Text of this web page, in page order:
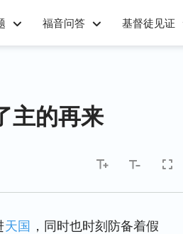
福音问答 基督徒见证
主的再来
天国 ，同时也时刻防备着假